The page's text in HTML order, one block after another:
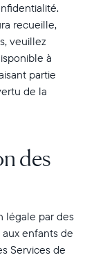
recueille,
veuillez
à
partie
de la
des
légale par des
enfants de
Services de